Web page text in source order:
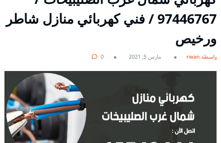
97446767 / فني كهربائي منازل شاطر
ورخيص
بواسطة rwan مارس 5, 2021 0